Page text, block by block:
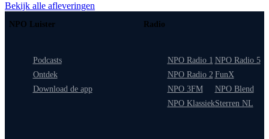
Bekijk alle afleveringen
NPO Luister
Podcasts
Ontdek
Download de app
Radio
NPO Radio 1
NPO Radio 2
NPO 3FM
NPO Klassiek
NPO Radio 5
FunX
NPO Blend
Sterren NL